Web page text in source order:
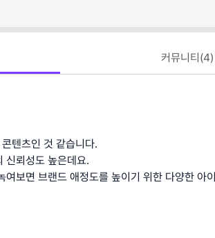
커뮤니티(4)
텐츠인 것 같습니다.
신뢰성도 높은데요.
보면 브랜드 애정도를 높이기 위한 다양한 아